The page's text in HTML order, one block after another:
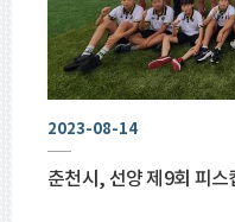
2023-08-14
춘천시, 선양 제9회 피